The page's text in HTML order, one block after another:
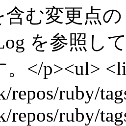
む変更点
を参照し
</p><ul>
repos/ruby/
repos/ruby/